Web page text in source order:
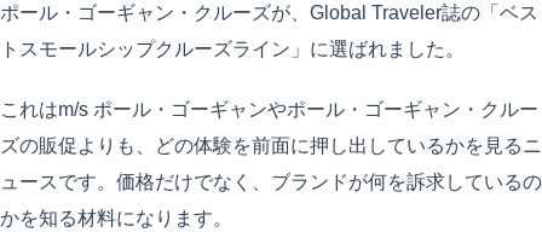
ポール・ゴーギャン・クルーズが、Global Traveler誌の「ベス
トスモールシップクルーズライン」に選ばれました。
これはm/s ポール・ゴーギャンやポール・ゴーギャン・クルー
ズの販促よりも、どの体験を前面に押し出しているかを見るニ
ュースです。価格だけでなく、ブランドが何を訴求しているの
かを知る材料になります。